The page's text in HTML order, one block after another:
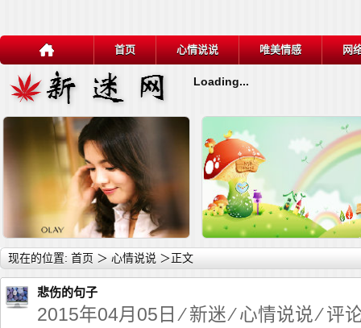
首页 心情说说 唯美情感 网
Loading...
详细内容
现在的位置: 首页 ＞ 心情说说 ＞正文
悲伤的句子
2015年04月05日 ⁄新迷⁄心情说说⁄ 评